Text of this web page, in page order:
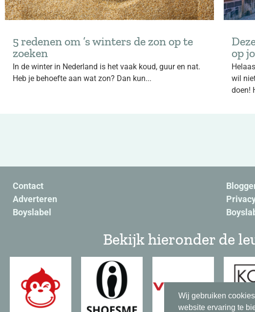
Wij gebruiken
website ervaring te
5 redenen om ’s winters de zon op te
zoeken
In de winter in Nederland is het vaak koud, guur en nat.
Heb je behoefte aan wat zon? Dan kun...
op
wil
doen!
Contact
Adverteren
Boyslabel
Bekijk hieronder de